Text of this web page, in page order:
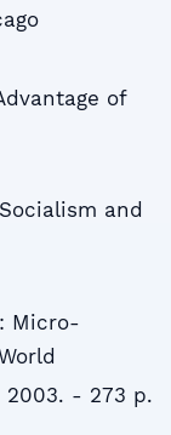
of
and
Micro-
2003. - 273 p.